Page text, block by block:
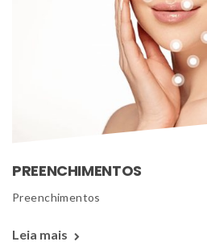
PREENCHIMENTOS
Preenchimentos
Leia mais